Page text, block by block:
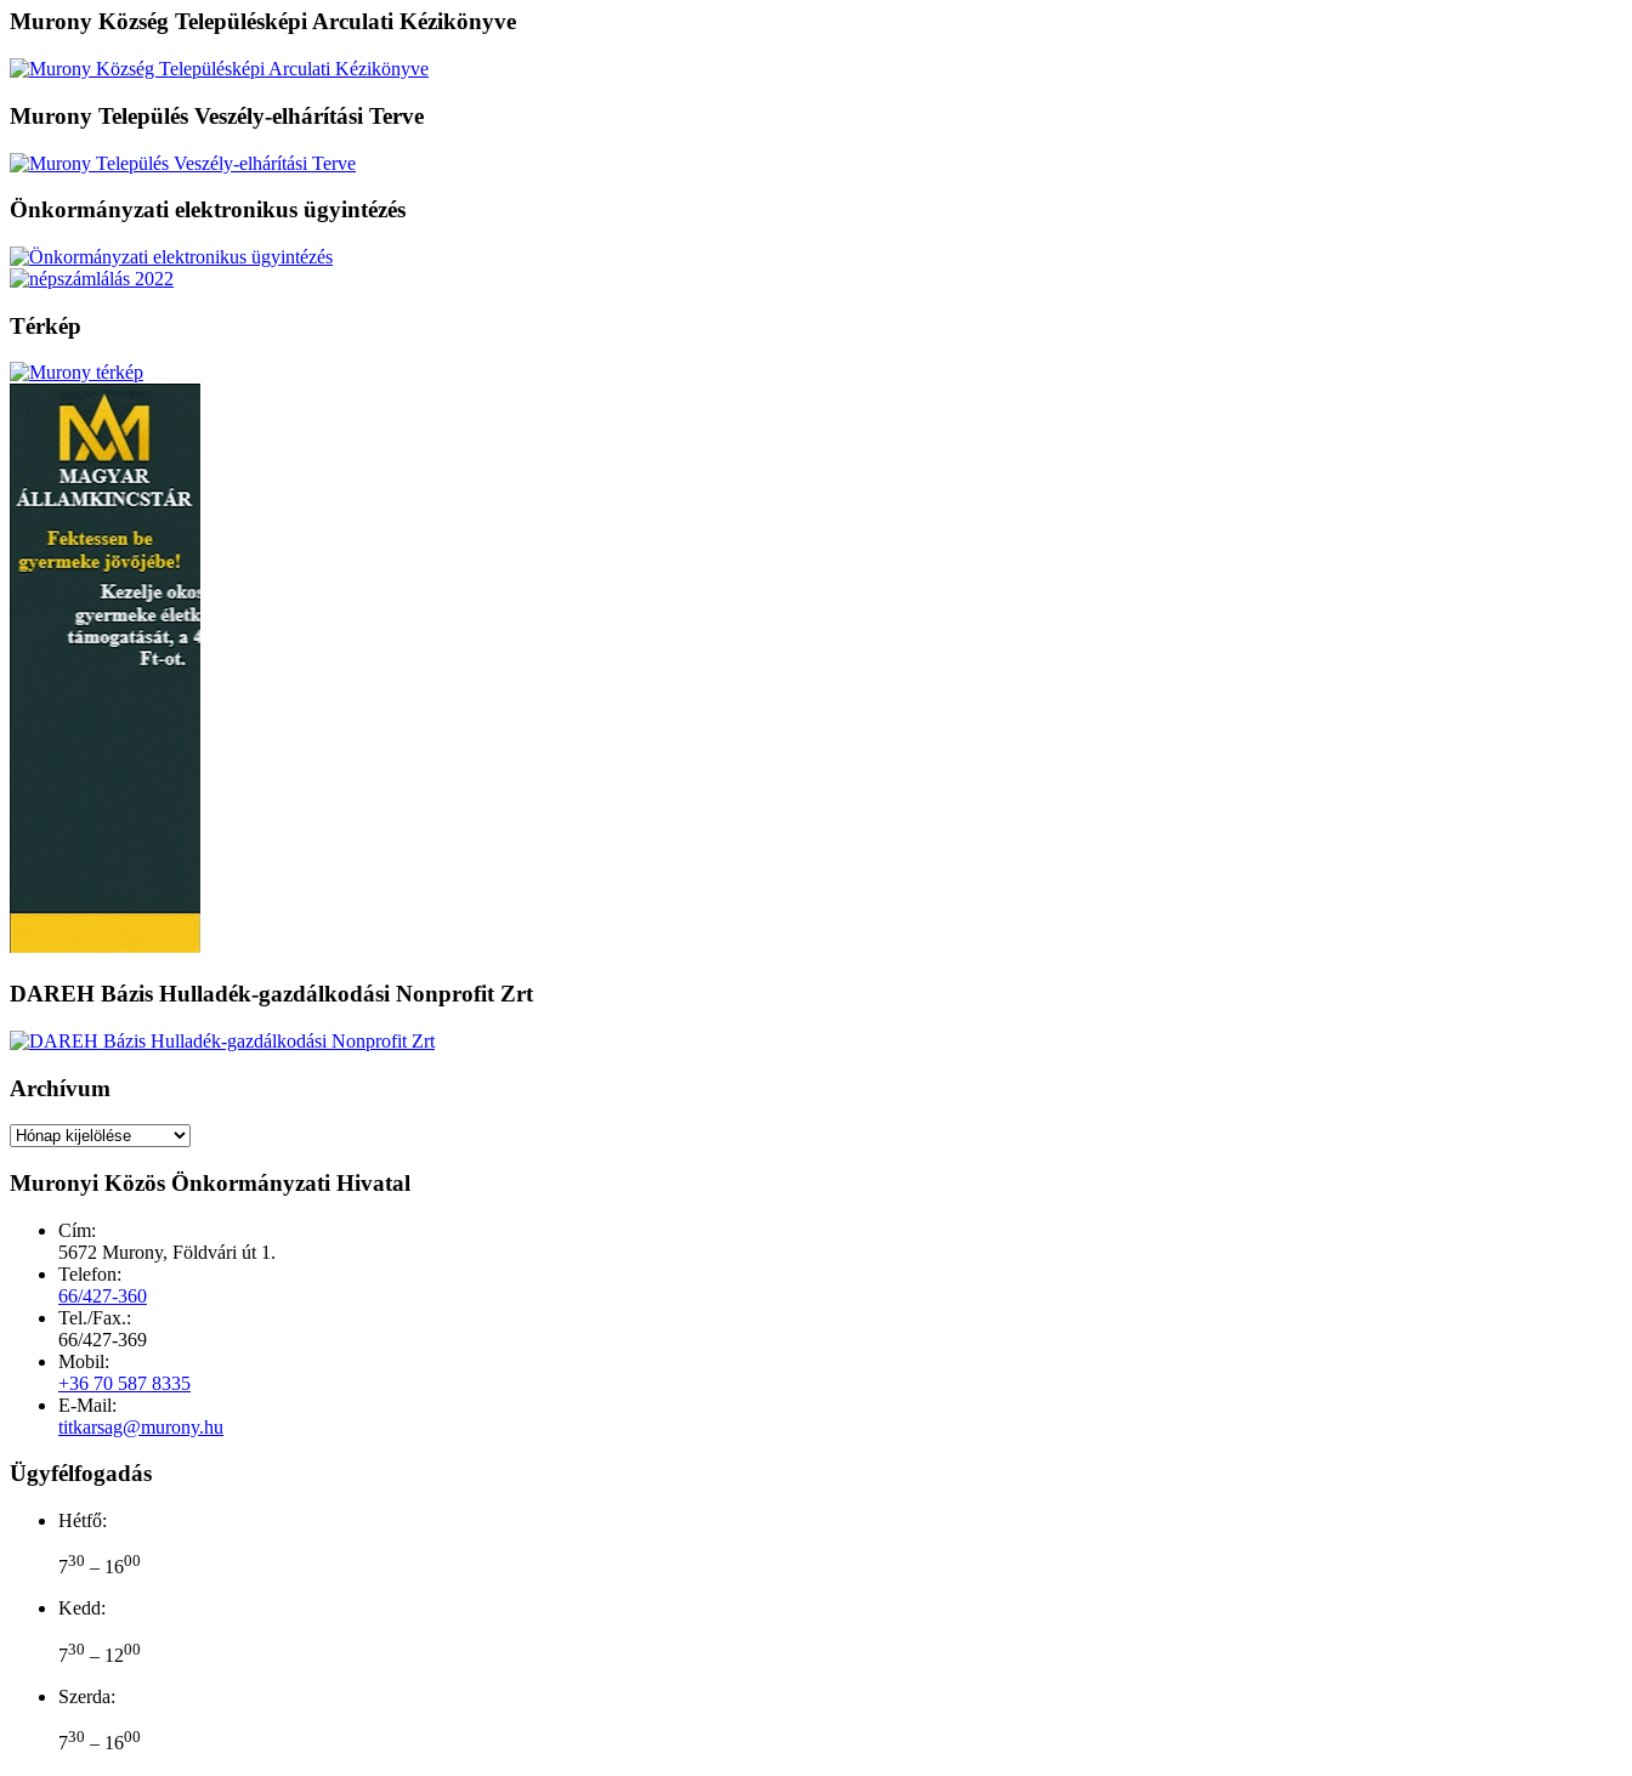
Murony Község Településképi Arculati Kézikönyve
Murony Település Veszély-elhárítási Terve
Önkormányzati elektronikus ügyintézés
Térkép
DAREH Bázis Hulladék-gazdálkodási Nonprofit Zrt
Archívum
Archívum
Muronyi Közös Önkormányzati Hivatal
Cím:
5672 Murony, Földvári út 1.
Telefon:
66/427-360
Tel./Fax.:
66/427-369
Mobil:
+36 70 587 8335
E-Mail:
titkarsag@murony.hu
Ügyfélfogadás
Hétfő:
730 – 1600
Kedd:
730 – 1200
Szerda:
730 – 1600